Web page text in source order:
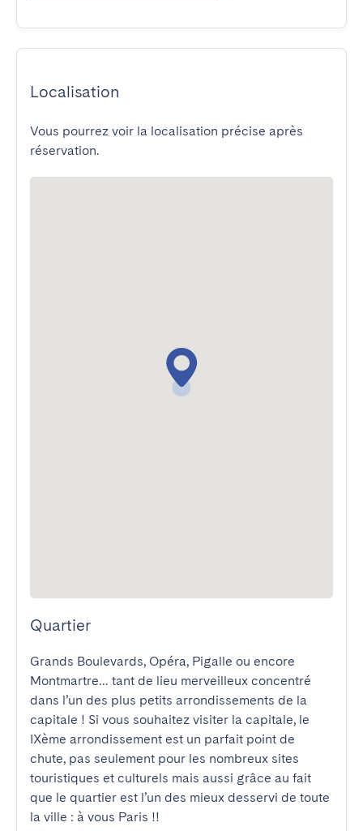
Localisation
Vous pourrez voir la localisation précise après
réservation.
Quartier
Grands Boulevards, Opéra, Pigalle ou encore
Montmartre… tant de lieu merveilleux concentré
dans l’un des plus petits arrondissements de la
capitale ! Si vous souhaitez visiter la capitale, le
IXème arrondissement est un parfait point de
chute, pas seulement pour les nombreux sites
touristiques et culturels mais aussi grâce au fait
que le quartier est l’un des mieux desservi de toute
la ville : à vous Paris !!